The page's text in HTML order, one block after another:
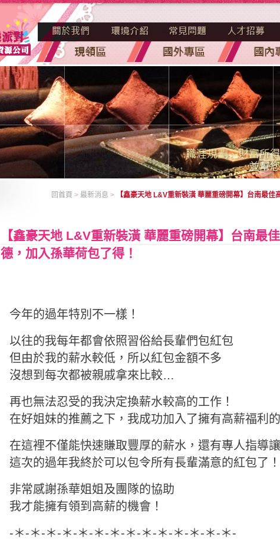
回首頁 > 最新消息 > 【鑫豪天地 L&V重新裝潢 華麗重磅開幕】台南最
【鑫豪天地 L&V重新裝潢 華麗重磅開幕】台南最
德，加入孫華荷包了得！
今年的過年特別不一樣！
以往的我每年都會依照習俗給長輩們包紅包
但由於我的薪水較低，所以紅包金額不多
沒想到每次都被親戚拿來比較…
再也無法忍受的我決定換薪水較高的工作！
在好姐妹的推薦之下，我成功加入了擁有高薪福利
在這裡不僅能快速賺取豐厚的薪水，還有專人指導
這次的過年我終於可以包令所有長輩滿意的紅包了！
非常感謝孫華姐姐及團隊的協助
我才能擁有領到高薪的機會！
-＊-＊-＊-＊-＊-＊-＊-＊-＊-＊-＊-＊-＊-＊-